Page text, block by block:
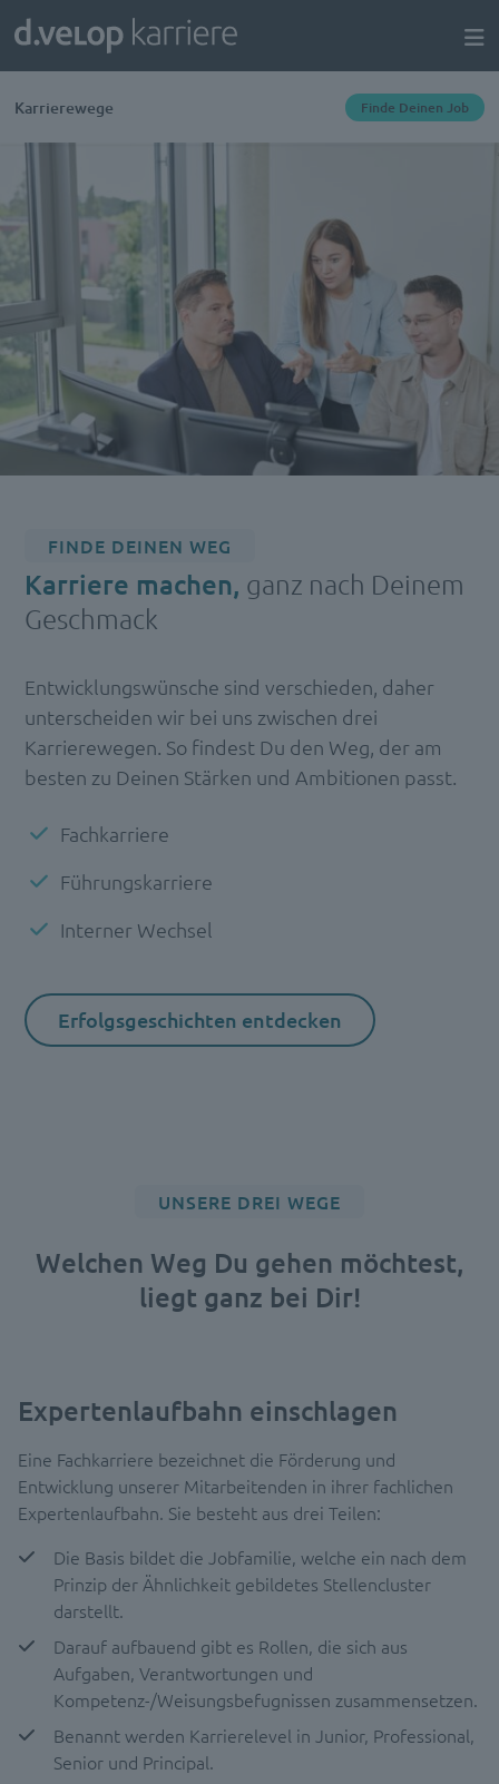
Karrierewege Finde Deinen Job
FINDE DEINEN WEG
Karriere machen, ganz nach Deinem
Geschmack
Entwicklungswünsche sind verschieden, daher
unterscheiden wir bei uns zwischen drei
Karrierewegen. So findest Du den Weg, der am
besten zu Deinen Stärken und Ambitionen passt.
Fachkarriere
Führungskarriere
Interner Wechsel
Erfolgsgeschichten entdecken
UNSERE DREI WEGE
Welchen Weg Du gehen möchtest,
liegt ganz bei Dir!
Expertenlaufbahn einschlagen
Eine Fachkarriere bezeichnet die Förderung und
Entwicklung unserer Mitarbeitenden in ihrer fachlichen
Expertenlaufbahn. Sie besteht aus drei Teilen:
Die Basis bildet die Jobfamilie, welche ein nach dem
Prinzip der Ähnlichkeit gebildetes Stellencluster
darstellt.
Darauf aufbauend gibt es Rollen, die sich aus
Aufgaben, Verantwortungen und
Kompetenz-/Weisungsbefugnissen zusammensetzen.
Benannt werden Karrierelevel in Junior, Professional,
Senior und Principal.